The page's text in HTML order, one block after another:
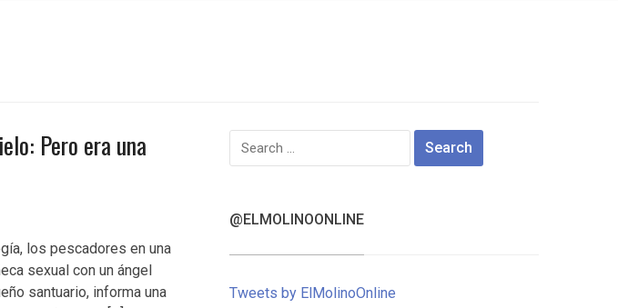
Pero era una
los pescadores en una
sexual con un ángel
santuario, informa una
Search
for:
@ELMOLINOONLINE
Tweets by ElMolinoOnline